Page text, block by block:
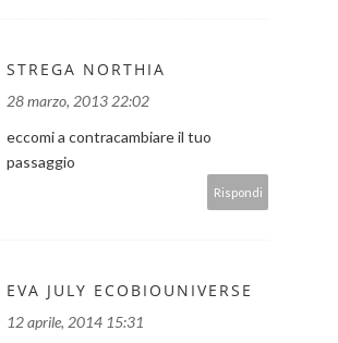
STREGA NORTHIA
28 marzo, 2013 22:02
eccomi a contracambiare il tuo
passaggio
Rispondi
EVA JULY ECOBIOUNIVERSE
12 aprile, 2014 15:31